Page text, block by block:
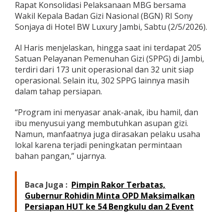
i
D
a
r
a
h
,
R
p
2
M
i
a
e
r
p
Rapat Konsolidasi Pelaksanaan MBG bersama
Wakil Kepala Badan Gizi Nasional (BGN) RI Sony
Sonjaya di Hotel BW Luxury Jambi, Sabtu (2/5/2026).
Al Haris menjelaskan, hingga saat ini terdapat 205
Satuan Pelayanan Pemenuhan Gizi (SPPG) di Jambi,
terdiri dari 173 unit operasional dan 32 unit siap
operasional. Selain itu, 302 SPPG lainnya masih
dalam tahap persiapan.
“Program ini menyasar anak-anak, ibu hamil, dan
ibu menyusui yang membutuhkan asupan gizi.
Namun, manfaatnya juga dirasakan pelaku usaha
lokal karena terjadi peningkatan permintaan
bahan pangan,” ujarnya.
Baca Juga : Pimpin Rakor Terbatas,
Gubernur Rohidin Minta OPD Maksimalkan
Persiapan HUT ke 54 Bengkulu dan 2 Event